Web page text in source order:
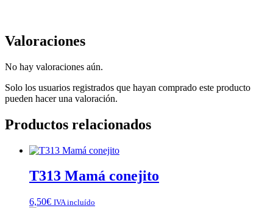
Valoraciones
No hay valoraciones aún.
Solo los usuarios registrados que hayan comprado este producto
pueden hacer una valoración.
Productos relacionados
T313 Mamá conejito
6,50€ IVA incluído